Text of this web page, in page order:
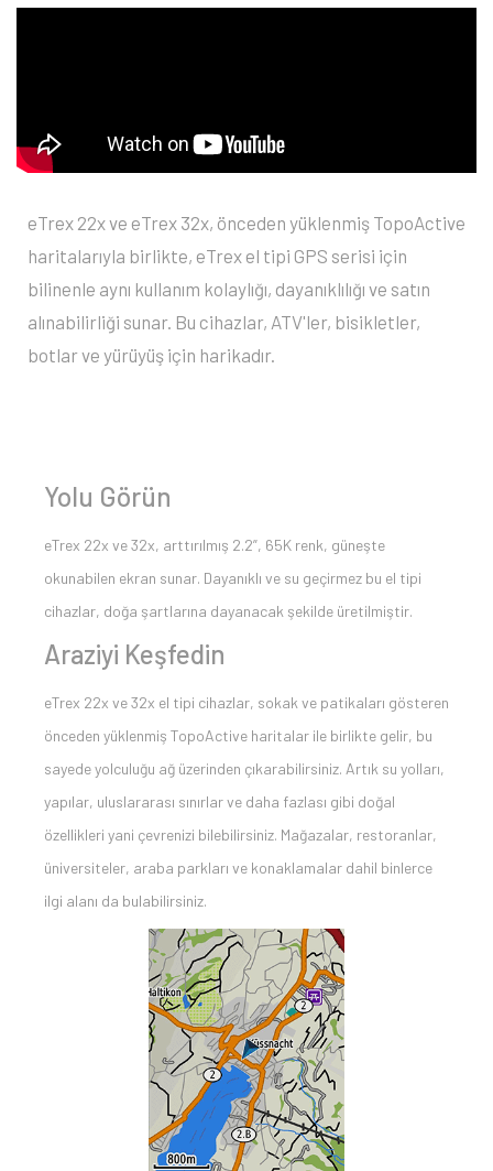
eTrex 22x ve eTrex 32x, önceden yüklenmiş TopoActive
haritalarıyla birlikte, eTrex el tipi GPS serisi için
bilinenle aynı kullanım kolaylığı, dayanıklılığı ve satın
alınabilirliği sunar. Bu cihazlar, ATV'ler, bisikletler,
botlar ve yürüyüş için harikadır.
Yolu Görün
eTrex 22x ve 32x, arttırılmış 2.2”, 65K renk, güneşte
okunabilen ekran sunar. Dayanıklı ve su geçirmez bu el tipi
cihazlar, doğa şartlarına dayanacak şekilde üretilmiştir.
Araziyi Keşfedin
eTrex 22x ve 32x el tipi cihazlar, sokak ve patikaları gösteren
önceden yüklenmiş TopoActive haritalar ile birlikte gelir, bu
sayede yolculuğu ağ üzerinden çıkarabilirsiniz. Artık su yolları,
yapılar, uluslararası sınırlar ve daha fazlası gibi doğal
özellikleri yani çevrenizi bilebilirsiniz. Mağazalar, restoranlar,
üniversiteler, araba parkları ve konaklamalar dahil binlerce
ilgi alanı da bulabilirsiniz.